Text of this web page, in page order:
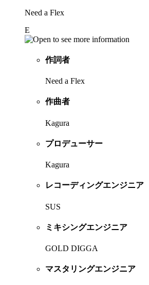
Need a Flex
E
作詞者
Need a Flex
作曲者
Kagura
プロデューサー
Kagura
レコーディングエンジニア
SUS
ミキシングエンジニア
GOLD DIGGA
マスタリングエンジニア